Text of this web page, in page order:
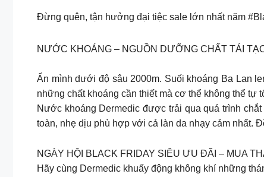
Đừng quên, tận hưởng đại tiệc sale lớn nhất năm
NƯỚC KHOÁNG – NGUỒN DƯỠNG CHẤT TÁI
Ẩn mình dưới độ sâu 2000m. Suối khoáng Ba Lan
những chất khoáng cần thiết mà cơ thể không thể
Nước khoáng Dermedic được trải qua quá trình
toàn, nhẹ dịu phù hợp với cả làn da nhạy cảm nhất.
NGÀY HỘI BLACK FRIDAY SIÊU ƯU ĐÃI – MUA
Hãy cùng Dermedic khuấy động không khí những